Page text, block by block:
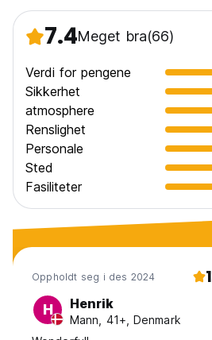
7.4Meget bra(66)
Verdi for pengene
Sikkerhet
atmosphere
Renslighet
Personale
Sted
Fasiliteter
Oppholdt seg i des 2024
H Henrik
Mann, 41+, Denmark